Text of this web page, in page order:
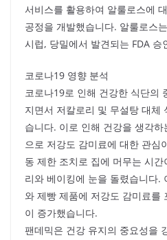
서비스를 활용하여 알룰로스에
공정을 개발했습니다. 알룰로스
시럽, 당밀에서 발견되는 FDA 승
코로나19 영향 분석
코로나19로 인해 건강한 식단의
지면서 저칼로리 및 무설탕 대체
습니다. 이로 인해 건강을 생각
으로 저강도 감미료에 대한 관심
동 제한 조치로 집에 머무는 시
리와 베이킹에 눈을 돌렸습니다.
와 제빵 제품에 저강도 감미료를
이 증가했습니다.
팬데믹은 건강 유지의 중요성을